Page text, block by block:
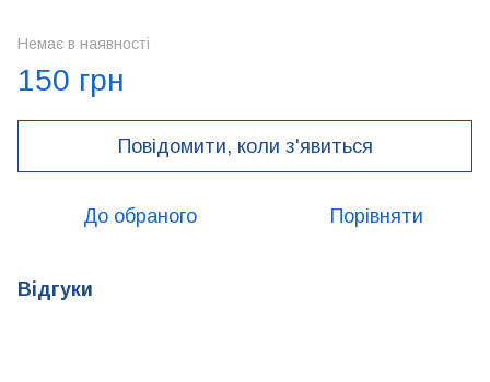
Немає в наявності
150 грн
Повідомити, коли з'явиться
До обраного Порівняти
Відгуки